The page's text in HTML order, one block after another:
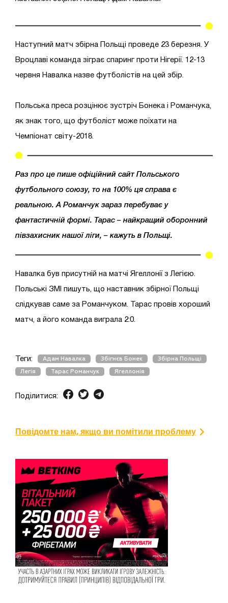
Наступний матч збірна Польщі проведе 23 березня. У
Вроцлаві команда зіграє спаринг проти Нігерії. 12-13
червня Навалка назве футболістів на цей збір.
Польська преса розцінює зустріч Бонека і Романчука,
як знак того, що футболіст може поїхати на
Чемпіонат світу-2018.
Раз про це пише офіційний сайт Польського
футбольного союзу, то на 100% ця справа є
реальною. А Романчук зараз перебуває у
фантастичній формі. Тарас – найкращий оборонний
півзахисник нашої ліги, – кажуть в Польщі.
Навалка був присутній на матчі Ягеллонії з Легією.
Польські ЗМІ пишуть, що наставник збірної Польщі
слідкував саме за Романчуком. Тарас провів хороший
матч, а його команда виграла 2:0.
Теги: Адам Навалка Збігнєв Бонек Збірна Польщі
Легія Тарас Романчук Ягеллонія
Поділитися:
Повідомте нам, якщо ви помітили проблему